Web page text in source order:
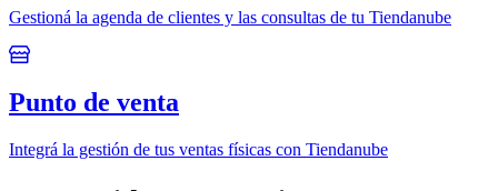
Gestioná la agenda de clientes y las consultas de tu Tiendanube
Punto de venta
Integrá la gestión de tus ventas físicas con Tiendanube